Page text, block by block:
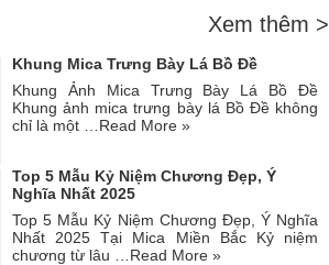
Xem thêm >
Khung Mica Trưng Bày Lá Bồ Đề
Khung Ảnh Mica Trưng Bày Lá Bồ Đề
Khung ảnh mica trưng bày lá Bồ Đề không
chỉ là một … Read More »
Top 5 Mẫu Kỷ Niệm Chương Đẹp, Ý
Nghĩa Nhất 2025
Top 5 Mẫu Kỷ Niệm Chương Đẹp, Ý Nghĩa
Nhất 2025 Tại Mica Miền Bắc Kỷ niệm
chương từ lâu … Read More »